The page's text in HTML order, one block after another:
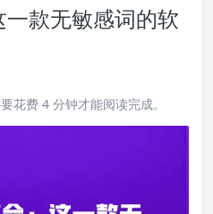
款无敏感词的软
花费 4 分钟才能阅读完成。